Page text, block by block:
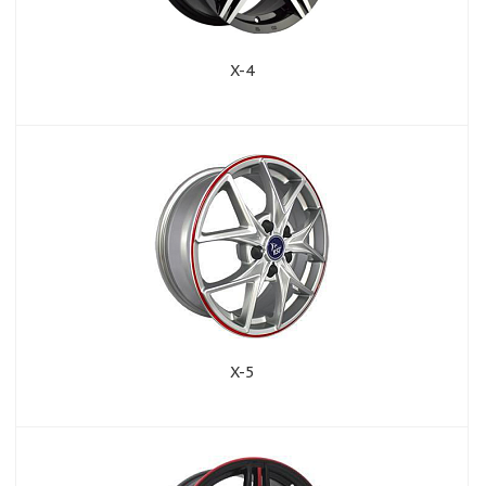
X-4
X-5